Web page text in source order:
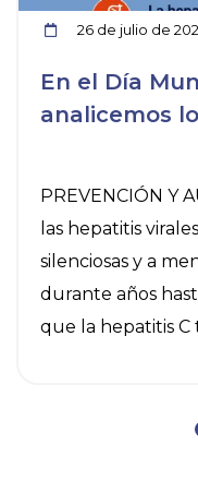
26 de julio de
En el Día
analicemos
PREVENCIÓN Y
las hepatitis
silenciosas y a
durante años
que la hepatitis C
conviene